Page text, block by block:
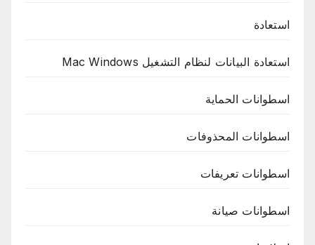
استعادة
استعادة البيانات لنظام التشغيل Mac Windows
اسطوانات الحماية
اسطوانات المحذوفات
اسطوانات تعريفات
اسطوانات صيانة